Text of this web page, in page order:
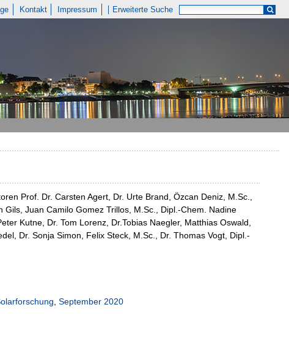
Kontakt Impressum Erweiterte Suche
Prof. Dr. Carsten Agert, Dr. Urte Brand, Özcan Deniz, M.Sc.,
Juan Camilo Gomez Trillos, M.Sc., Dipl.-Chem. Nadine
Kutne, Dr. Tom Lorenz, Dr.Tobias Naegler, Matthias Oswald,
Dr. Sonja Simon, Felix Steck, M.Sc., Dr. Thomas Vogt, Dipl.-
, September 2020